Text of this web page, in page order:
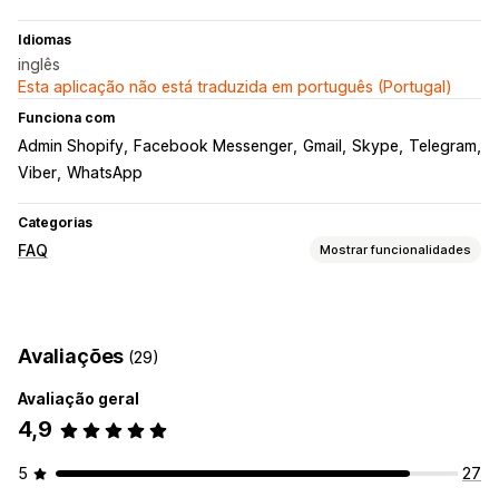
Idiomas
inglês
Esta aplicação não está traduzida em português (Portugal)
Funciona com
Admin Shopify Facebook Messenger Gmail Skype
Telegram
Viber WhatsApp
Categorias
FAQ Mostrar funcionalidades
Opções de apresentação
Barra de pesquisa
Avaliações (29)
Avaliação geral
4,9
5
27